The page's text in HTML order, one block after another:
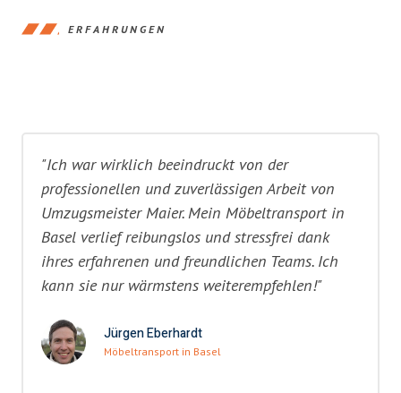
ERFAHRUNGEN
"Ich war wirklich beeindruckt von der
professionellen und zuverlässigen Arbeit von
Umzugsmeister Maier. Mein Möbeltransport in
Basel verlief reibungslos und stressfrei dank
ihres erfahrenen und freundlichen Teams. Ich
kann sie nur wärmstens weiterempfehlen!"
Jürgen Eberhardt
Möbeltransport in Basel